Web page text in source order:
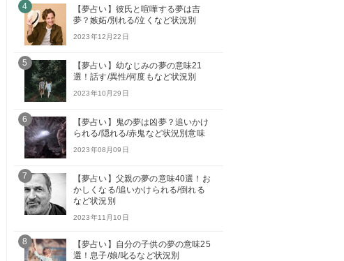
4
【夢占い】彼氏と喧嘩する夢は吉
夢？嫉妬/別れる/泣くなど状況別
2023年12月22日
5
【夢占い】幼なじみの夢の意味21
選！話す/異性/何度もなど状況別
2023年10月29日
6
【夢占い】鬼の夢は凶夢？追いかけ
られる/隠れる/赤鬼など状況別意味
2023年08月09日
7
【夢占い】父親の夢の意味40選！お
かしくなる/追いかけられる/倒れる
など状況別
2023年11月10日
8
【夢占い】自分の子供の夢の意味25
選！息子/娘/叱るなど状況別